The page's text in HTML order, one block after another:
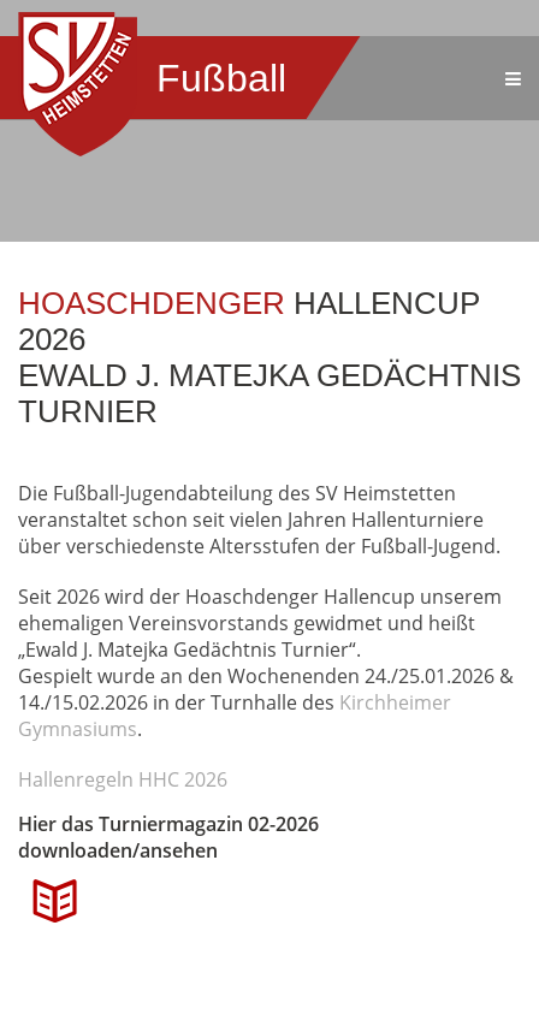
Fußball
HOASCHDENGER HALLENCUP
2026
EWALD J. MATEJKA GEDÄCHTNIS
TURNIER
Die Fußball-Jugendabteilung des SV Heimstetten
veranstaltet schon seit vielen Jahren Hallenturniere
über verschiedenste Altersstufen der Fußball-Jugend.
Seit 2026 wird der Hoaschdenger Hallencup unserem
ehemaligen Vereinsvorstands gewidmet und heißt
„Ewald J. Matejka Gedächtnis Turnier“.
Gespielt wurde an den Wochenenden 24./25.01.2026 &
14./15.02.2026 in der Turnhalle des Kirchheimer
Gymnasiums.
Hallenregeln HHC 2026
Hier das Turniermagazin 02-2026
downloaden/ansehen